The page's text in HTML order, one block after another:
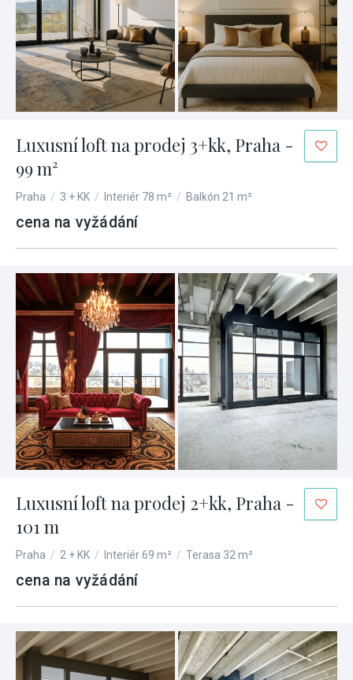
Luxusní loft na prodej 3+kk, Praha -
99 m²
Praha / 3 + KK / Interiér 78 m² / Balkón 21 m²
cena na vyžádání
Luxusní loft na prodej 2+kk, Praha -
101 m
Praha / 2 + KK / Interiér 69 m² / Terasa 32 m²
cena na vyžádání